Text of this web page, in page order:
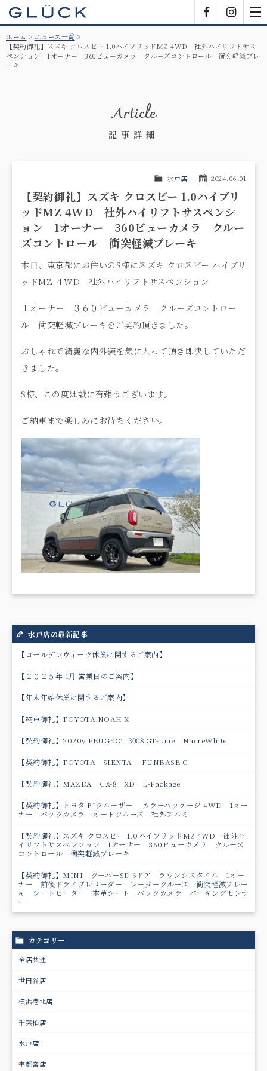
ホーム
ニュース一覧
【契約御礼】スズキ クロスビー 1.0ハイブリッドMZ 4WD 社外ハイリフトサス
ペンション 1オーナー 360ビューカメラ クルーズコントロール 衝突軽減ブレ
ーキ
Article
記事詳細
2024.06.01
水戸店
【契約御礼】スズキ クロスビー 1.0ハイブリ
ッドMZ 4WD 社外ハイリフトサスペンシ
ョン 1オーナー 360ビューカメラ クルー
ズコントロール 衝突軽減ブレーキ
本日、東京都にお住いのS様にスズキ クロスビー ハイブリ
ッドMZ ４WD 社外ハイリフトサスペンション
１オーナー ３６０ビューカメラ クルーズコントロー
ル 衝突軽減ブレーキをご契約頂きました。
おしゃれで綺麗な内外装を気に入って頂き即決していただ
きました。
S様、この度は誠に有難うございます。
ご納車まで楽しみにお待ちください。
水戸店の最新記事
【ゴールデンウィーク休業に関するご案内】
【２０２５年 1月 営業日のご案内】
【年末年始休業に関するご案内】
【納車御礼】TOYOTA NOAH X
【契約御礼】2020y PEUGEOT 3008 GT-Line NacreWhite
【契約御礼】TOYOTA SIENTA FUNBASE G
【契約御礼】MAZDA CX-8 XD L-Package
【契約御礼】トヨタ FJクルーザー カラーパッケージ 4WD 1オー
ナー バックカメラ オートクルーズ 社外アルミ
【契約御礼】スズキ クロスビー 1.0ハイブリッドMZ 4WD 社外ハ
イリフトサスペンション 1オーナー 360ビューカメラ クルーズ
コントロール 衝突軽減ブレーキ
【契約御礼】MINI クーパーSD 5ドア ラウンジスタイル 1オー
ナー 前後ドライブレコーダー レーダークルーズ 衝突軽減ブレー
キ シートヒーター 本革シート バックカメラ パーキングセンサ
ー
カテゴリー
全店共通
世田谷店
横浜港北店
千葉柏店
水戸店
宇都宮店